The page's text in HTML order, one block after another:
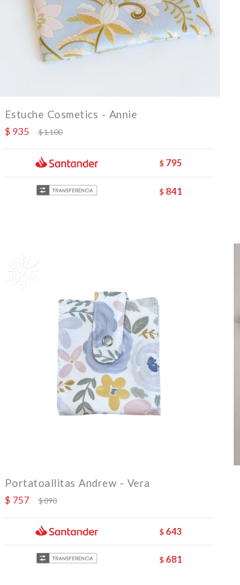
Estuche Cosmetics - Annie
$ 935 $1.100
$ 795
$ 841
Portatoallitas Andrew - Vera
$ 757 $890
$ 643
$ 681